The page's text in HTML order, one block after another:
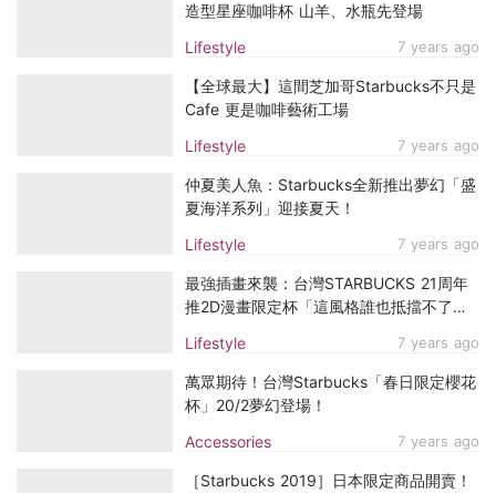
Lifestyle 7 years ago
造型星座咖啡杯 山羊、水瓶先登場
Lifestyle 7 years ago
【全球最大】這間芝加哥Starbucks不只是
Cafe 更是咖啡藝術工場
Lifestyle 7 years ago
仲夏美人魚：Starbucks全新推出夢幻「盛
夏海洋系列」迎接夏天！
Lifestyle 7 years ago
最強插畫來襲：台灣STARBUCKS 21周年
推2D漫畫限定杯「這風格誰也抵擋不了
Accessories 7 years ago
萬眾期待！台灣Starbucks「春日限定櫻花
杯」20/2夢幻登場！
［Starbucks 2019］日本限定商品開賣！